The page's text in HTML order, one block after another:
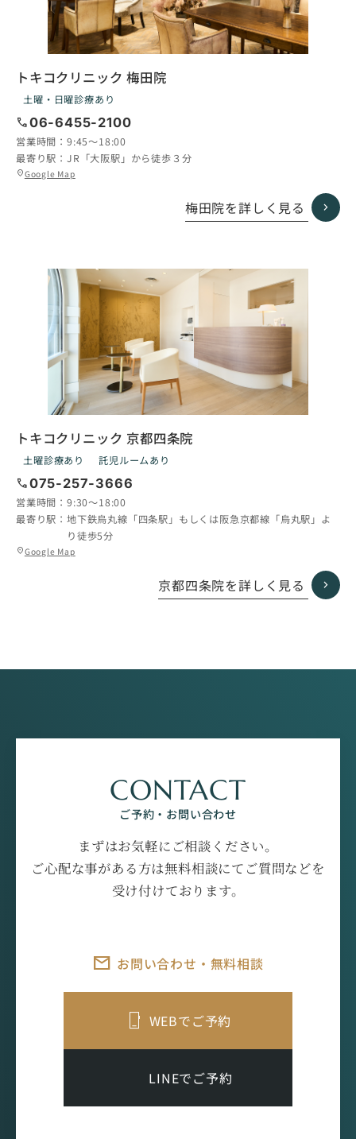
トキコクリニック 梅田院
土曜・日曜診療あり
call06-6455-2100
営業時間： 9:45〜18:00
最寄り駅： JR「大阪駅」から徒歩３分
location_onGoogle Map
グ
梅田院を詳しく見る
トキコクリニック 京都四条院
土曜診療あり 託児ルームあり
call075-257-3666
営業時間： 9:30〜18:00
最寄り駅： 地下鉄烏丸線「四条駅」もしくは阪急京都線「烏丸駅」よ
り徒歩5分
location_onGoogle Map
グ
京都四条院を詳しく見る
CONTACT
ご予約・お問い合わせ
まずはお気軽にご相談ください。
ご心配な事がある方は無料相談にてご質問などを
受け付けております。
お問い合わせ・無料相談
WEBでご予約
LINEでご予約